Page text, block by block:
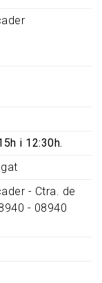
i 12:30h.
- Ctra. de
- 08940